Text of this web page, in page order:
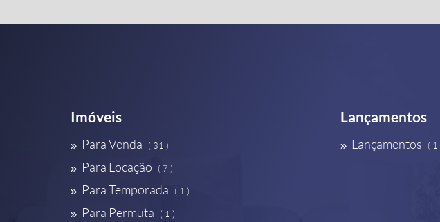
Imóveis
Para Venda ( 31 )
Para Locação ( 7 )
Para Temporada ( 1 )
Para Permuta ( 1 )
Lançamentos
Lançamentos ( 1